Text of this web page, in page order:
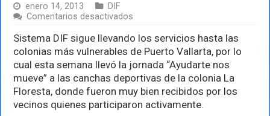
enero 14, 2013
DIF
Comentarios desactivados
DIF
Vallarta
500
servicios
a
ciudadanía
Sistema DIF sigue llevando los servicios hasta las
colonias más vulnerables de Puerto Vallarta, por lo
cual esta semana llevó la jornada “Ayudarte nos
mueve” a las canchas deportivas de la colonia La
Floresta, donde fueron muy bien recibidos por los
vecinos quienes participaron activamente.